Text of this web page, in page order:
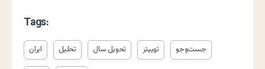
Tags:
ایران تحلیل تحویل سال توییتر جست‌وجو